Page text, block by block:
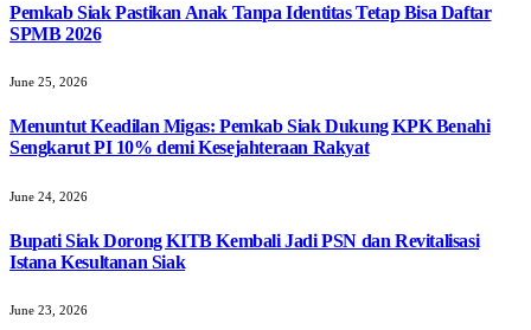
Pemkab Siak Pastikan Anak Tanpa Identitas Tetap Bisa Daftar
SPMB 2026
June 25, 2026
Menuntut Keadilan Migas: Pemkab Siak Dukung KPK Benahi
Sengkarut PI 10% demi Kesejahteraan Rakyat
June 24, 2026
Bupati Siak Dorong KITB Kembali Jadi PSN dan Revitalisasi
Istana Kesultanan Siak
June 23, 2026